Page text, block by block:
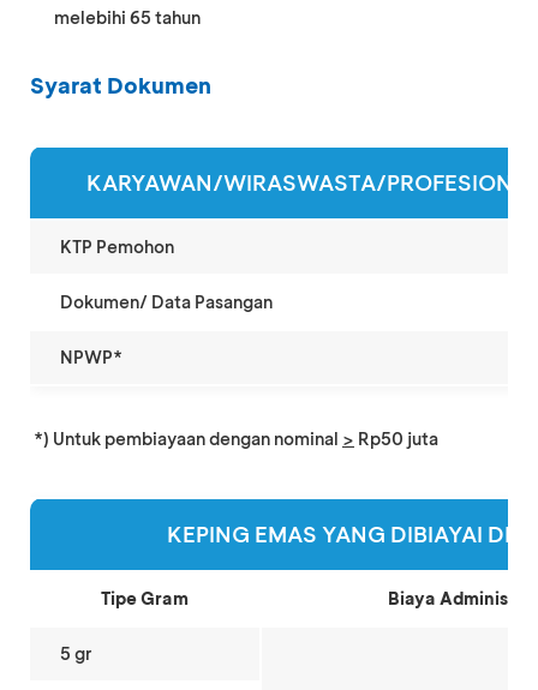
melebihi 65 tahun
Syarat Dokumen
KARYAWAN/WIRASWASTA/
KTP Pemohon
Dokumen/ Data Pasangan
NPWP*
*) Untuk pembiayaan dengan nominal > Rp50 juta
KEPING EMAS YANG DIBIAYAI DI
Tipe Gram Biaya
5 gr